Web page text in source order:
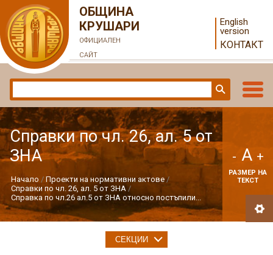
ОБЩИНА
КРУШАРИ
ОФИЦИАЛЕН
САЙТ
English
version
КОНТАКТ
Справки по чл. 26, ал. 5 от
ЗНА
Начало
Проекти на нормативни актове
Справки по чл. 26, ал. 5 от ЗНА
Справка по чл.26 ал.5 от ЗНА относно постъпили...
- A +
РАЗМЕР НА
ТЕКСТ
СЕКЦИИ